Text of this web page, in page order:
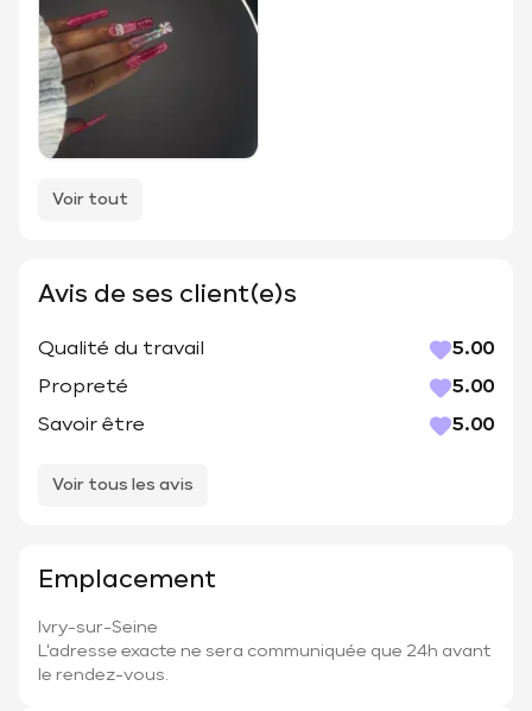
Voir tout
Avis de ses client(e)s
Qualité du travail
5.00
Propreté
5.00
Savoir être
5.00
Voir tous les avis
Emplacement
Ivry-sur-Seine
L'adresse exacte ne sera communiquée que 24h avant
le rendez-vous.